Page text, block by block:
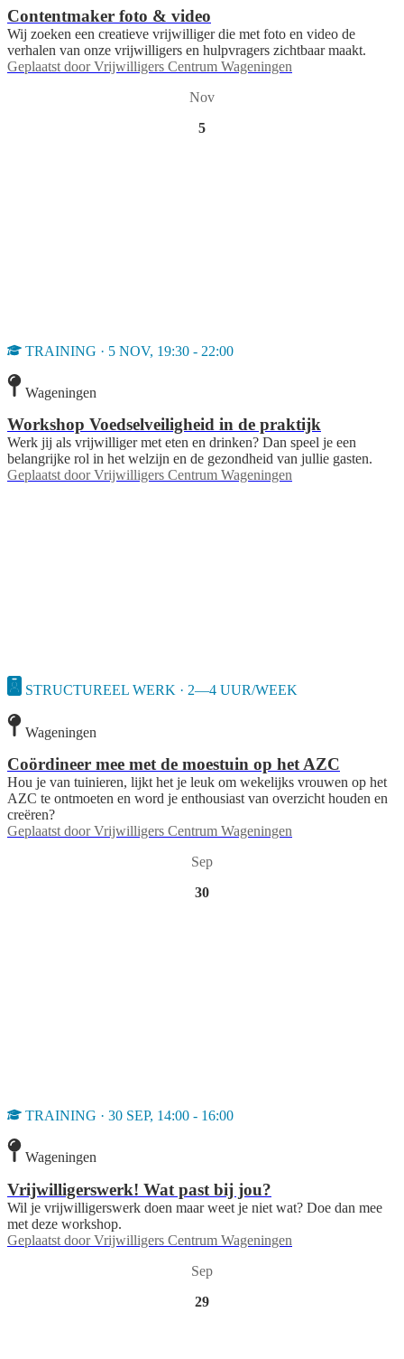
Contentmaker foto & video
Wij zoeken een creatieve vrijwilliger die met foto en video de
verhalen van onze vrijwilligers en hulpvragers zichtbaar maakt.
Geplaatst door Vrijwilligers Centrum Wageningen
Nov
5
TRAINING · 5 NOV, 19:30 - 22:00
Wageningen
Workshop Voedselveiligheid in de praktijk
Werk jij als vrijwilliger met eten en drinken? Dan speel je een
belangrijke rol in het welzijn en de gezondheid van jullie gasten.
Geplaatst door Vrijwilligers Centrum Wageningen
STRUCTUREEL WERK · 2—4 UUR/WEEK
Wageningen
Coördineer mee met de moestuin op het AZC
Hou je van tuinieren, lijkt het je leuk om wekelijks vrouwen op het
AZC te ontmoeten en word je enthousiast van overzicht houden en
creëren?
Geplaatst door Vrijwilligers Centrum Wageningen
Sep
30
TRAINING · 30 SEP, 14:00 - 16:00
Wageningen
Vrijwilligerswerk! Wat past bij jou?
Wil je vrijwilligerswerk doen maar weet je niet wat? Doe dan mee
met deze workshop.
Geplaatst door Vrijwilligers Centrum Wageningen
Sep
29